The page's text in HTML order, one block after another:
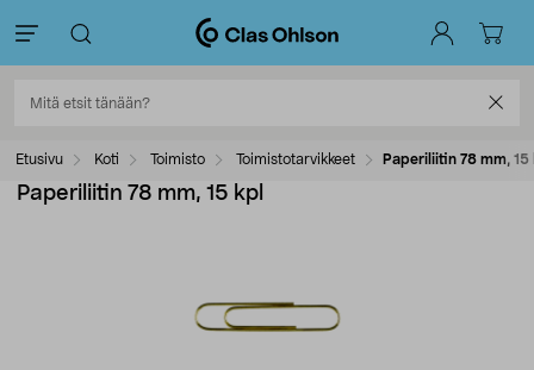
Etusivu Koti Toimisto Toimistotarvikkeet Paperiliitin 78 mm, 15
Paperiliitin 78 mm, 15 kpl